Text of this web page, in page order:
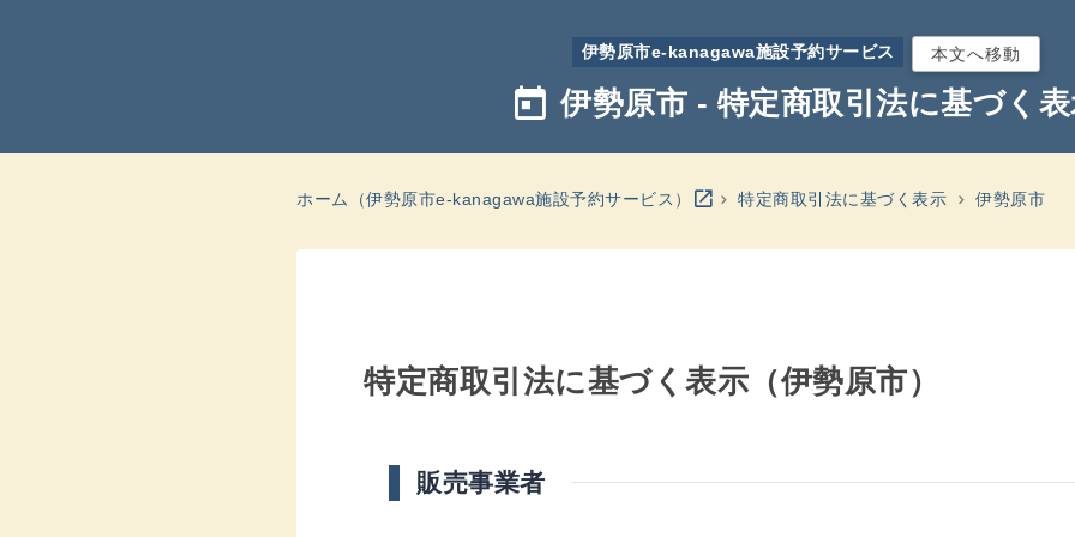
伊勢原市e-kanagawa施設予約サービス 本文へ移動
today 伊勢原市 - 特定商取引法に基づく
ホーム（伊勢原市e-kanagawa施設予約サービス） open_in_new 特定商取引法に基づく表示 伊勢原市
特定商取引法に基づく表示（伊勢原市）
販売事業者